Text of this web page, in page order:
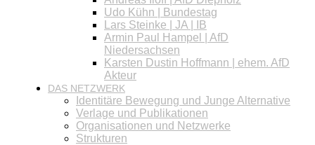
Udo Kühn | Bundestag
Lars Steinke | JA | IB
Armin Paul Hampel | AfD
Niedersachsen
Karsten Dustin Hoffmann | ehem. AfD
Akteur
DAS NETZWERK
Identitäre Bewegung und Junge Alternative
Verlage und Publikationen
Organisationen und Netzwerke
Strukturen